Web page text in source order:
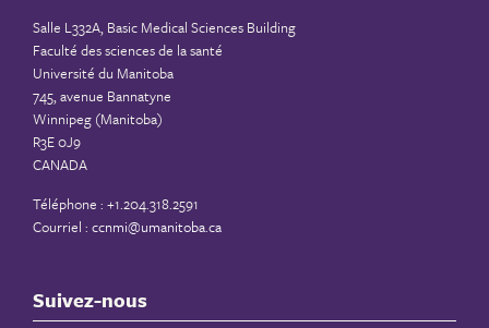
Salle L332A, Basic Medical Sciences Building
Faculté des sciences de la santé
Université du Manitoba
745, avenue Bannatyne
Winnipeg (Manitoba)
R3E 0J9
CANADA
Téléphone : +1.204.318.2591
Courriel : ccnmi@umanitoba.ca
Suivez-nous